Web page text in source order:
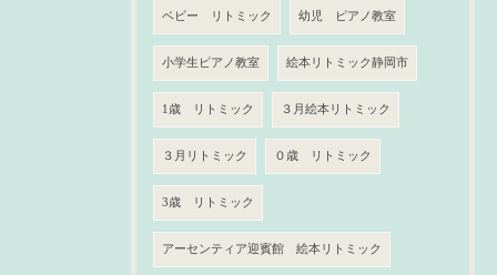
ベビー リトミック 幼児 ピアノ教室
小学生ピアノ教室 絵本リトミック静岡市
1歳 リトミック ３月絵本リトミック
３月リトミック ０歳 リトミック
3歳 リトミック
アーセンティア迎賓館 絵本リトミック